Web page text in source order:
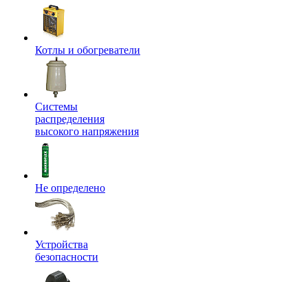
Котлы и обогреватели
Системы
распределения
высокого напряжения
Не определено
Устройства
безопасности